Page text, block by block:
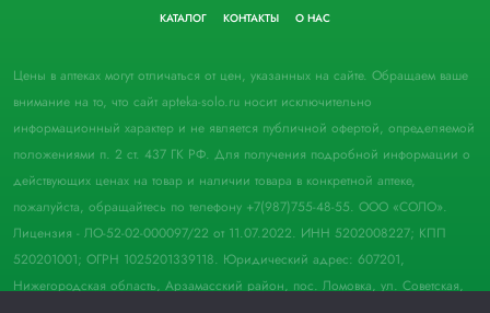
КАТАЛОГ КОНТАКТЫ О НАС
Цены в аптеках могут отличаться от цен, указанных на сайте. Обращаем ваше
внимание на то, что сайт apteka-solo.ru носит исключительно
информационный характер и не является публичной офертой, определяемой
положениями п. 2 ст. 437 ГК РФ. Для получения подробной информации о
действующих ценах на товар и наличии товара в конкретной аптеке,
пожалуйста, обращайтесь по телефону +7(987)755-48-55. ООО «СОЛО».
Лицензия - ЛО-52-02-000097/22 от 11.07.2022. ИНН 5202008227; КПП
520201001; ОГРН 1025201339118. Юридический адрес: 607201,
Нижегородская область, Арзамасский район, пос. Ломовка, ул. Советская,